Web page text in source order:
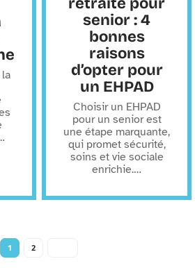
retraite pour
senior : 4
bonnes
raisons
d’opter pour
un EHPAD
Choisir un EHPAD
pour un senior est
une étape marquante,
qui promet sécurité,
soins et vie sociale
enrichie.…
1 2